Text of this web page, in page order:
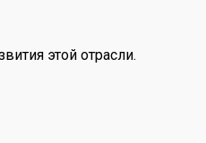
этой отрасли.